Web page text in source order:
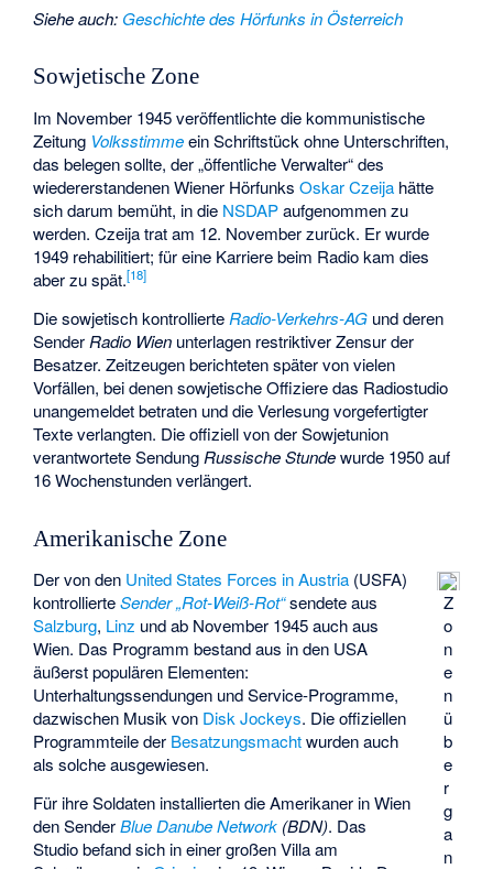
Siehe auch: Geschichte des Hörfunks in Österreich
Sowjetische Zone
Im November 1945 veröffentlichte die kommunistische
Zeitung Volksstimmeein Schriftstück ohne Unterschriften,
das belegen sollte, der „öffentliche Verwalter“ des
wiedererstandenen Wiener HörfunksOskar Czeija hätte
sich darum bemüht, in die NSDAPaufgenommen zu
werden. Czeija trat am 12. November zurück. Er wurde
1949 rehabilitiert; für eine Karriere beim Radio kam dies
aber zu spät.[18]
Die sowjetisch kontrollierte Radio-Verkehrs-AG und deren
Sender Radio Wien unterlagen restriktiver Zensur der
Besatzer. Zeitzeugen berichteten später von vielen
Vorfällen, bei denen sowjetische Offiziere das Radiostudio
unangemeldet betraten und die Verlesung vorgefertigter
Texte verlangten. Die offiziell von der Sowjetunion
verantwortete Sendung Russische Stundewurde 1950 auf
16 Wochenstunden verlängert.
Amerikanische Zone
Z
o
n
e
n
ü
b
e
r
g
a
n
Der von den United States Forces in Austria (USFA)
kontrollierteSender „Rot-Weiß-Rot“sendete aus
Salzburg, Linz und ab November 1945 auch aus
Wien. Das Programm bestand aus in den USA
äußerst populären Elementen:
Unterhaltungssendungen und Service-Programme,
dazwischen Musik von Disk Jockeys. Die offiziellen
Programmteile der Besatzungsmachtwurden auch
als solche ausgewiesen.
Für ihre Soldaten installierten die Amerikaner in Wien
den SenderBlue Danube Network (BDN). Das
Studio befand sich in einer großen Villa am